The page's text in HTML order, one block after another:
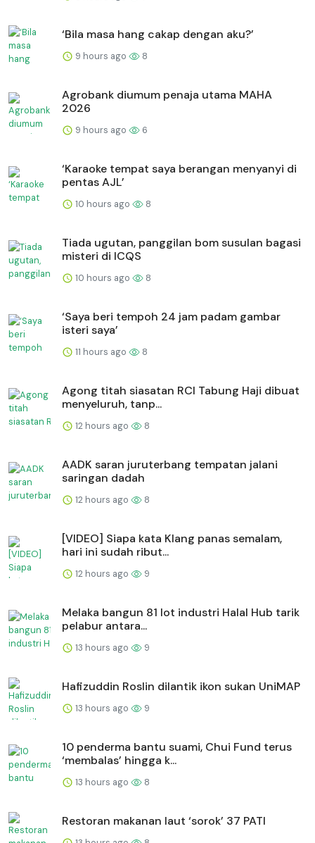
‘Bila masa hang cakap dengan aku?’
9 hours ago 8
Agrobank diumum penaja utama MAHA
2026
9 hours ago 6
‘Karaoke tempat saya berangan menyanyi di
pentas AJL’
10 hours ago 8
Tiada ugutan, panggilan bom susulan bagasi
misteri di ICQS
10 hours ago 8
‘Saya beri tempoh 24 jam padam gambar
isteri saya’
11 hours ago 8
Agong titah siasatan RCI Tabung Haji dibuat
menyeluruh, tanp...
12 hours ago 8
AADK saran juruterbang tempatan jalani
saringan dadah
12 hours ago 8
[VIDEO] Siapa kata Klang panas semalam,
hari ini sudah ribut...
12 hours ago 9
Melaka bangun 81 lot industri Halal Hub tarik
pelabur antara...
13 hours ago 9
Hafizuddin Roslin dilantik ikon sukan UniMAP
13 hours ago 9
10 penderma bantu suami, Chui Fund terus
‘membalas’ hingga k...
13 hours ago 8
Restoran makanan laut ‘sorok’ 37 PATI